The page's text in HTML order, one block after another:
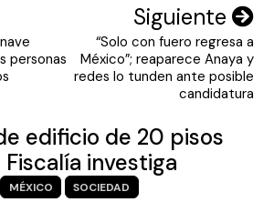
personas
Siguiente
“Solo con fuero regresa a
México”; reaparece Anaya y
redes lo tunden ante posible
candidatura
edificio de 20 pisos
Fiscalía investiga
MÉXICO
SOCIEDAD